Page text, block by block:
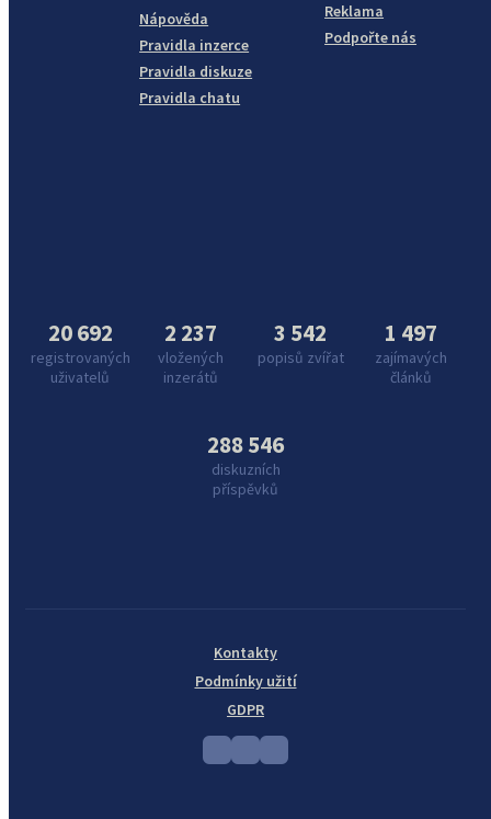
Nápověda
Pravidla inzerce
Pravidla diskuze
Pravidla chatu
Reklama
Podpořte nás
20 692
registrovaných
uživatelů
2 237
vložených
inzerátů
3 542
popisů zvířat
1 497
zajímavých
článků
288 546
diskuzních
příspěvků
Kontakty
Podmínky užití
GDPR